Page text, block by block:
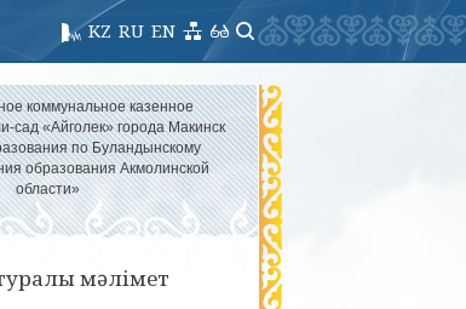
EN
RU
KZ
коммунальное казенное
сад «Айголек» города Макинск
по Буландынскому
образования Акмолинской
области»
мәлімет